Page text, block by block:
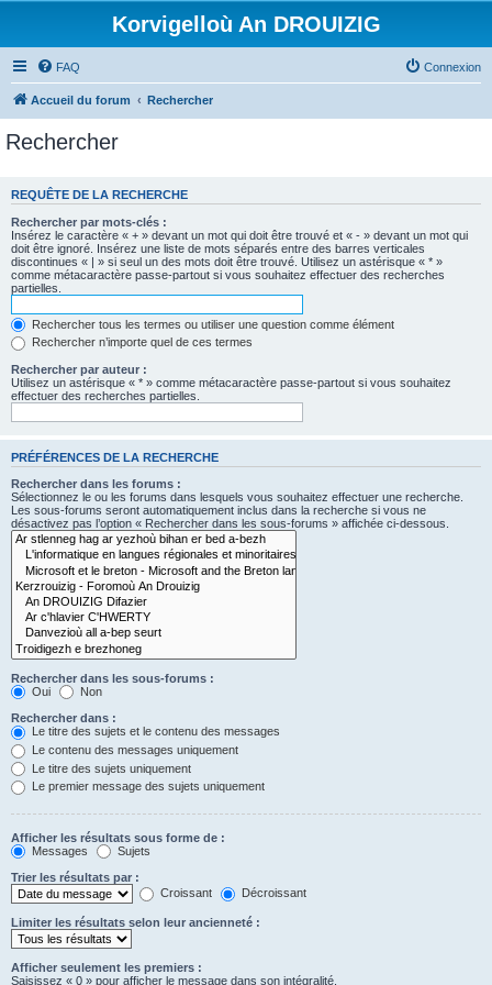
Korvigelloù An DROUIZIG
FAQ Connexion
Accueil du forum Rechercher
Rechercher
REQUÊTE DE LA RECHERCHE
Rechercher par mots-clés :
Insérez le caractère « + » devant un mot qui doit être trouvé et « - » devant un mot qui
doit être ignoré. Insérez une liste de mots séparés entre des barres verticales
discontinues « | » si seul un des mots doit être trouvé. Utilisez un astérisque « * »
comme métacaractère passe-partout si vous souhaitez effectuer des recherches
partielles.
Rechercher tous les termes ou utiliser une question comme élément
Rechercher n’importe quel de ces termes
Rechercher par auteur :
Utilisez un astérisque « * » comme métacaractère passe-partout si vous souhaitez
effectuer des recherches partielles.
PRÉFÉRENCES DE LA RECHERCHE
Rechercher dans les forums :
Sélectionnez le ou les forums dans lesquels vous souhaitez effectuer une recherche.
Les sous-forums seront automatiquement inclus dans la recherche si vous ne
désactivez pas l’option « Rechercher dans les sous-forums » affichée ci-dessous.
Rechercher dans les sous-forums :
Oui
Non
Rechercher dans :
Le titre des sujets et le contenu des messages
Le contenu des messages uniquement
Le titre des sujets uniquement
Le premier message des sujets uniquement
Afficher les résultats sous forme de :
Messages
Sujets
Trier les résultats par :
Croissant
Décroissant
Limiter les résultats selon leur ancienneté :
Afficher seulement les premiers :
Saisissez « 0 » pour afficher le message dans son intégralité.